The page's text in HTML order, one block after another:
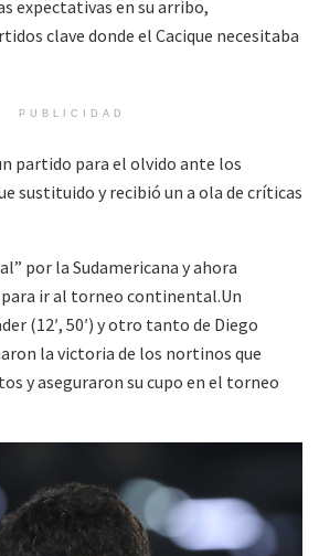
expectativas en su arribo,
clave donde el Cacique necesitaba
PUBLICIDAD
partido para el olvido ante los
sustituido y recibió un a ola de críticas
por la Sudamericana y ahora
para ir al torneo continental.Un
(12′, 50′) y otro tanto de Diego
la victoria de los nortinos que
y aseguraron su cupo en el torneo